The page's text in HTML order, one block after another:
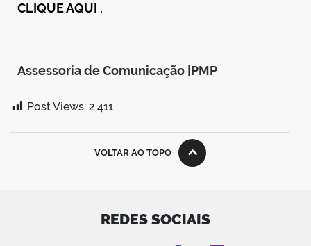
CLIQUE AQUI .
Assessoria de Comunicação |PMP
Post Views: 2.411
VOLTAR AO TOPO
REDES SOCIAIS